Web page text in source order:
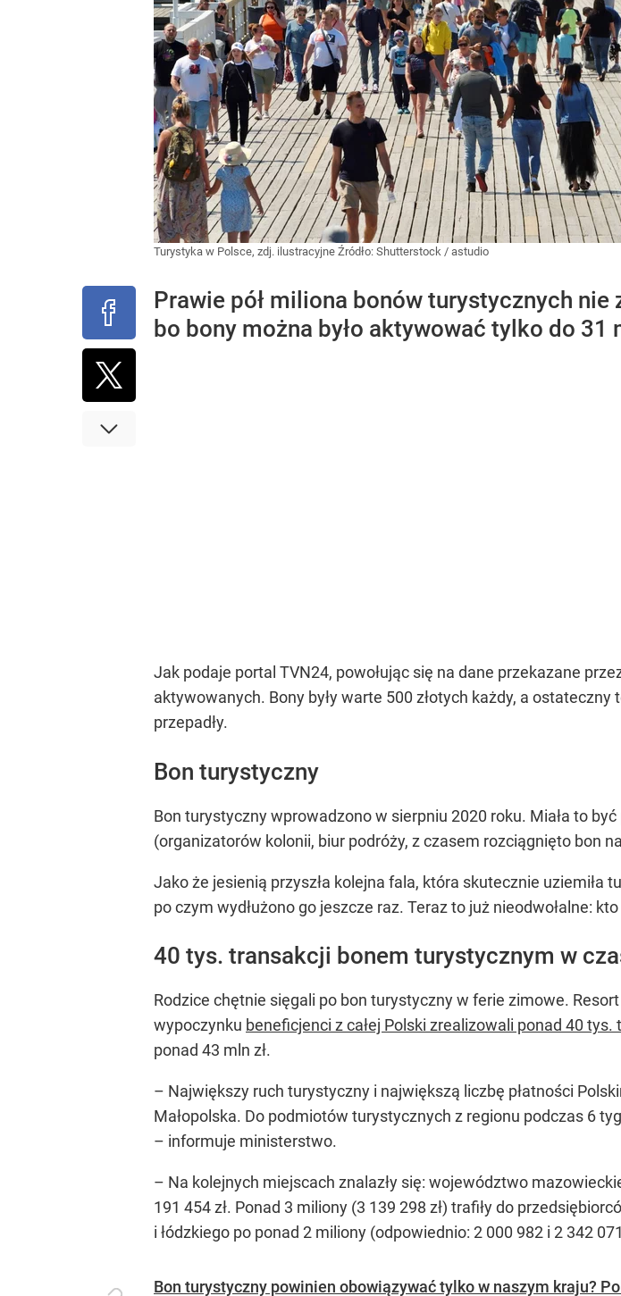
Turystyka w Polsce, zdj. ilustracyjne Źródło: Shutterstock / astudio
Prawie pół miliona bonów turystycznych nie
bo bony można było aktywować tylko do 31
Jak podaje portal TVN24, powołując się na dane przekazane
aktywowanych. Bony były warte 500 złotych każdy, a
przepadły.
Bon turystyczny
Bon turystyczny wprowadzono w sierpniu 2020 roku. Miała to
(organizatorów kolonii, biur podróży, z czasem rozciągnięto bon
Jako że jesienią przyszła kolejna fala, która skutecznie uziemiła
po czym wydłużono go jeszcze raz. Teraz to już nieodwołalne:
40 tys. transakcji bonem turystycznym w
Rodzice chętnie sięgali po bon turystyczny w ferie zimowe.
wypoczynku beneficjenci z całej Polski zrealizowali ponad 40 tys.
ponad 43 mln zł.
– Największy ruch turystyczny i największą liczbę płatności
Małopolska. Do podmiotów turystycznych z regionu podczas 6
– informuje ministerstwo.
– Na kolejnych miejscach znalazły się: województwo
191 454 zł. Ponad 3 miliony (3 139 298 zł) trafiły do
i łódzkiego po ponad 2 miliony (odpowiednio: 2 000 982 i 2 342
Bon turystyczny powinien obowiązywać tylko w naszym kraju?